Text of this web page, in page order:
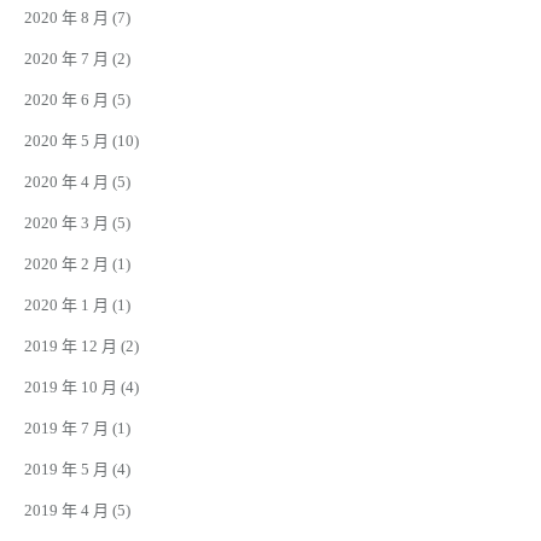
2020 年 8 月 (7)
2020 年 7 月 (2)
2020 年 6 月 (5)
2020 年 5 月 (10)
2020 年 4 月 (5)
2020 年 3 月 (5)
2020 年 2 月 (1)
2020 年 1 月 (1)
2019 年 12 月 (2)
2019 年 10 月 (4)
2019 年 7 月 (1)
2019 年 5 月 (4)
2019 年 4 月 (5)